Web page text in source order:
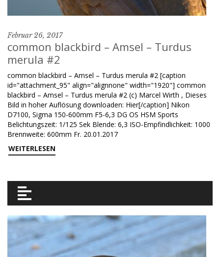
Februar 26, 2017
common blackbird – Amsel – Turdus
merula #2
common blackbird – Amsel – Turdus merula #2 [caption
id="attachment_95" align="alignnone" width="1920"] common
blackbird – Amsel – Turdus merula #2 (c) Marcel Wirth , Dieses
Bild in hoher Auflösung downloaden: Hier[/caption] Nikon
D7100, Sigma 150-600mm F5-6,3 DG OS HSM Sports
Belichtungszeit: 1/125 Sek Blende: 6,3 ISO-Empfindlichkeit: 1000
Brennweite: 600mm Fr. 20.01.2017
WEITERLESEN